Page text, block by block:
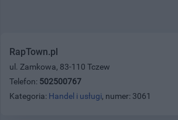
RapTown.pl
ul. Zamkowa, 83-110 Tczew
Telefon: 502500767
Kategoria: Handel i usługi, numer: 3061